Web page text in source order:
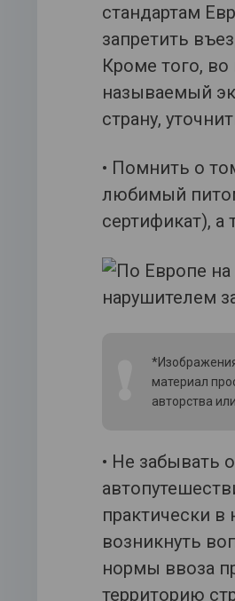
стандартам
запретить
Кроме того, во
называемый
страну,
• Помнить о
любимый
сертификат),
материал
авторства
• Не забывать
практически
возникнуть
нормы ввоза
территорию